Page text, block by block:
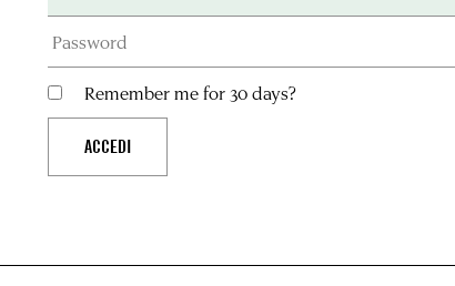
Remember me for 30 days?